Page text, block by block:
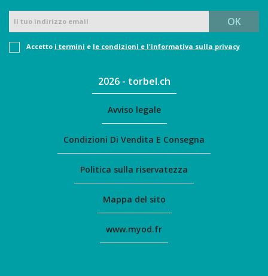
Accetto i termini e le condizioni e l'informativa sulla privacy
2026 - torbel.ch
Avviso legale
Condizioni Di Vendita E Consegna
Politica sulla riservatezza
Mappa del sito
www.myod.fr